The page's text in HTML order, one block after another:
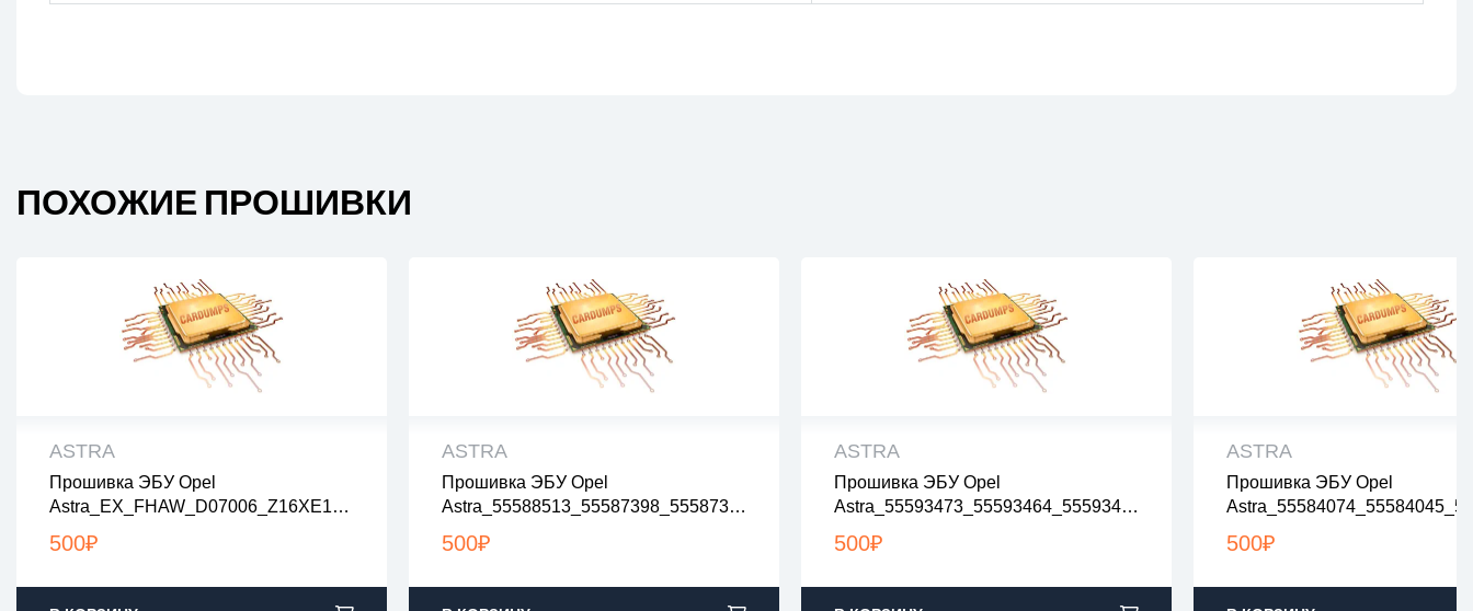
ПОХОЖИЕ ПРОШИВКИ
ASTRA
Прошивка ЭБУ Opel
Astra_EX_FHAW_D07006_Z16XE1_A
500₽
все файлы проверены на вирусы
все файлы в архивах zip или rar
загрузка с 9:00-22:00 по Москве
ASTRA
Прошивка ЭБУ Opel
Astra_55588513_55587398_5558739
Evap
500₽
все файлы проверены на вирусы
все файлы в архивах zip или rar
загрузка с 9:00-22:00 по Москве
ASTRA
Прошивка ЭБУ Opel
Astra_55593473_55593464_5559347
500₽
все файлы проверены на вирусы
все файлы в архивах zip или rar
загрузка с 9:00-22:00 по Москве
ASTRA
Прошивка ЭБУ Opel
500₽
все файлы проверены на
все файлы в архивах zip или
загрузка с 9:00-22:00 по Москве